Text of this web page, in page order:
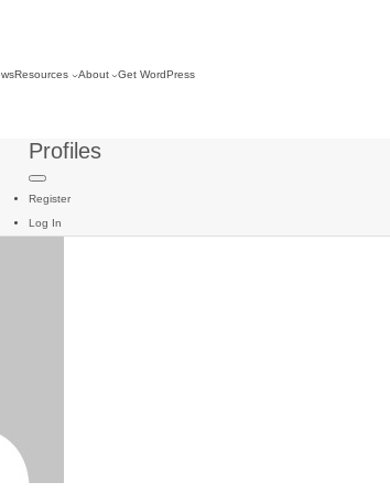
Resources About Get WordPress
Profiles
Register
Log In